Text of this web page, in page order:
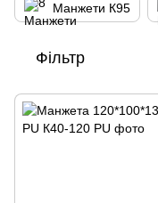
Манжети К95
Фільтр